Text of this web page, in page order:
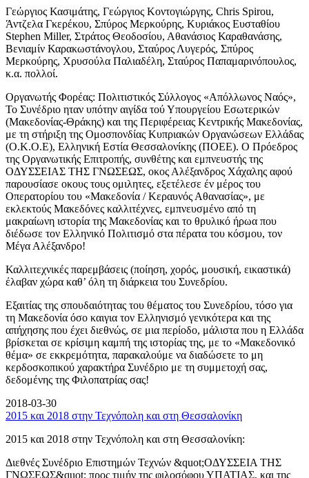
Γεώργιος Κασιμάτης, Γεώργιος Κοντογιώργης, Chris Spirou,
Άντζελα Γκερέκου, Σπύρος Μερκούρης, Κυριάκος Ευσταθίου
Stephen Miller, Στράτος Θεοδοσίου, Αθανάσιος Καραθανάσης,
Βενιαμίν Καρακωστάνογλου, Σταύρος Λυγερός, Σπύρος
Μερκούρης, Χρυσούλα Παλιαδέλη, Σταύρος Παπαμαρινόπουλος,
κ.α. πολλοί.
Οργανωτής Φορέας: Πολιτιστικός Σύλλογος «Απόλλωνος Ναός»,
Το Συνέδριο ηταν υπότην αιγίδα τού Υπουργείου Εσωτερικών
(Μακεδονίας-Θράκης) και της Περιφέρειας Κεντρικής Μακεδονίας,
με τη στήριξη της Ομοσπονδίας Κυπριακών Οργανώσεων Ελλάδας
(Ο.Κ.Ο.Ε), Ελληνική Εστία Θεσσαλονίκης (ΠΟΕΕ). Ο Πρόεδρος
της Οργανωτικής Επιτροπής, συνθέτης και εμπνευστής της
ΟΔΥΣΣΕΙΑΣ ΤΗΣ ΓΝΩΣΕΩΣ, οκος Αλέξανδρος Χάχαλης αφού
παρουσίασε οκους τους ομιλητες, εξετέλεσε έν μέρος του
Οπερατορίου του «Μακεδονία / Κεραυνός Αθανασίας», με
εκλεκτούς Μακεδόνες καλλιτέχνες, εμπνευσμένο από τη
μακραίωνη ιστορία της Μακεδονίας και το θρυλικό ήρωα που
διέδωσε τον Ελληνικό Πολιτισμό στα πέρατα του κόσμου, τον
Μέγα Αλέξανδρο!
Καλλιτεχνικές παρεμβάσεις (ποίηση, χορός, μουσική, εικαστικά)
έλαβαν χώρα καθ’ όλη τη διάρκεια του Συνεδρίου.
Εξαιτίας της σπουδαιότητας του θέματος του Συνεδρίου, τόσο για
τη Μακεδονία όσο καιγια τον Ελληνισμό γενικότερα και της
απήχησης που έχει διεθνώς, σε μια περίοδο, μάλιστα που η Ελλάδα
βρίσκεται σε κρίσιμη καμπή της ιστορίας της, με το «Μακεδονικό
θέμα» σε εκκρεμότητα, παρακαλούμε να διαδώσετε το μη
κερδοσκοπικού χαρακτήρα Συνέδριο με τη συμμετοχή σας,
δεδομένης της Φιλοπατρίας σας!
2018-03-30
2015 και 2018 στην Τεχνόπολη και στη Θεσσαλονίκη
2015 και 2018 στην Τεχνόπολη και στη Θεσσαλονίκη:
Διεθνές Συνέδριο Επιστημών Τεχνών &quot;ΟΔΥΣΣΕΙΑ ΤΗΣ
ΓΝΩΣΕΩΣ&quot; προς τιμήν της φιλοσόφου ΥΠΑΤΙΑΣ, και της